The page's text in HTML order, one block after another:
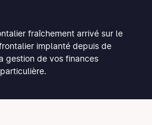
fraîchement arrivé sur le
implanté depuis de
gestion de vos finances